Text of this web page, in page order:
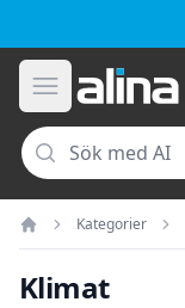
Öppna meny
Alina.se
Sök
Hem
Kategorier
Klimat